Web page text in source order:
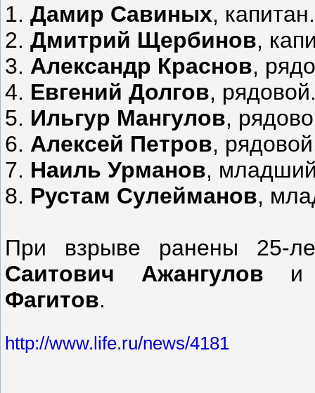
1. Дамир Савиных, капитан.
2. Дмитрий Щербинов,
3. Александр Краснов,
4. Евгений Долгов,
5. Ильгур Мангулов,
6. Алексей Петров,
7. Наиль Урманов,
8. Рустам Сулейманов,
При взрыве ранены 25-
Саитович Ажангулов и
Фагитов.
http://www.life.ru/news/4181